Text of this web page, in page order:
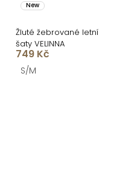
New
Žluté žebrované letní
šaty VELINNA
749 Kč
S/M